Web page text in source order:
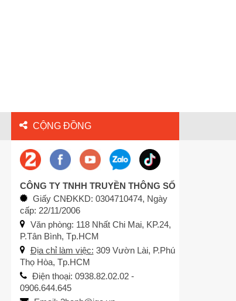
CỘNG ĐỒNG
CÔNG TY TNHH TRUYỀN THÔNG SỐ
Giấy CNĐKKD: 0304710474, Ngày
cấp: 22/11/2006
Văn phòng: 118 Nhất Chi Mai, KP.24,
P.Tân Bình, Tp.HCM
Địa chỉ làm việc: 309 Vườn Lài, P.Phú
Thọ Hòa, Tp.HCM
Điện thoại: 0938.82.02.02 -
0906.644.645